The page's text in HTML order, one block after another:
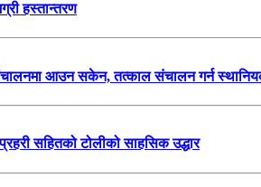
हस्तान्तरण
संचालनमा आउन सकेन, तत्काल संचालन गर्न
सहितको टोलीको साहसिक उद्धार